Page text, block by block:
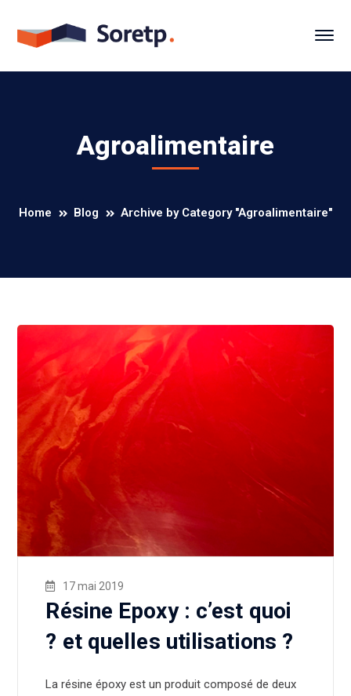
Agroalimentaire
Home Blog Archive by Category "Agroalimentaire"
17 mai 2019
Résine Epoxy : c’est quoi
? et quelles utilisations ?
La résine époxy est un produit composé de deux